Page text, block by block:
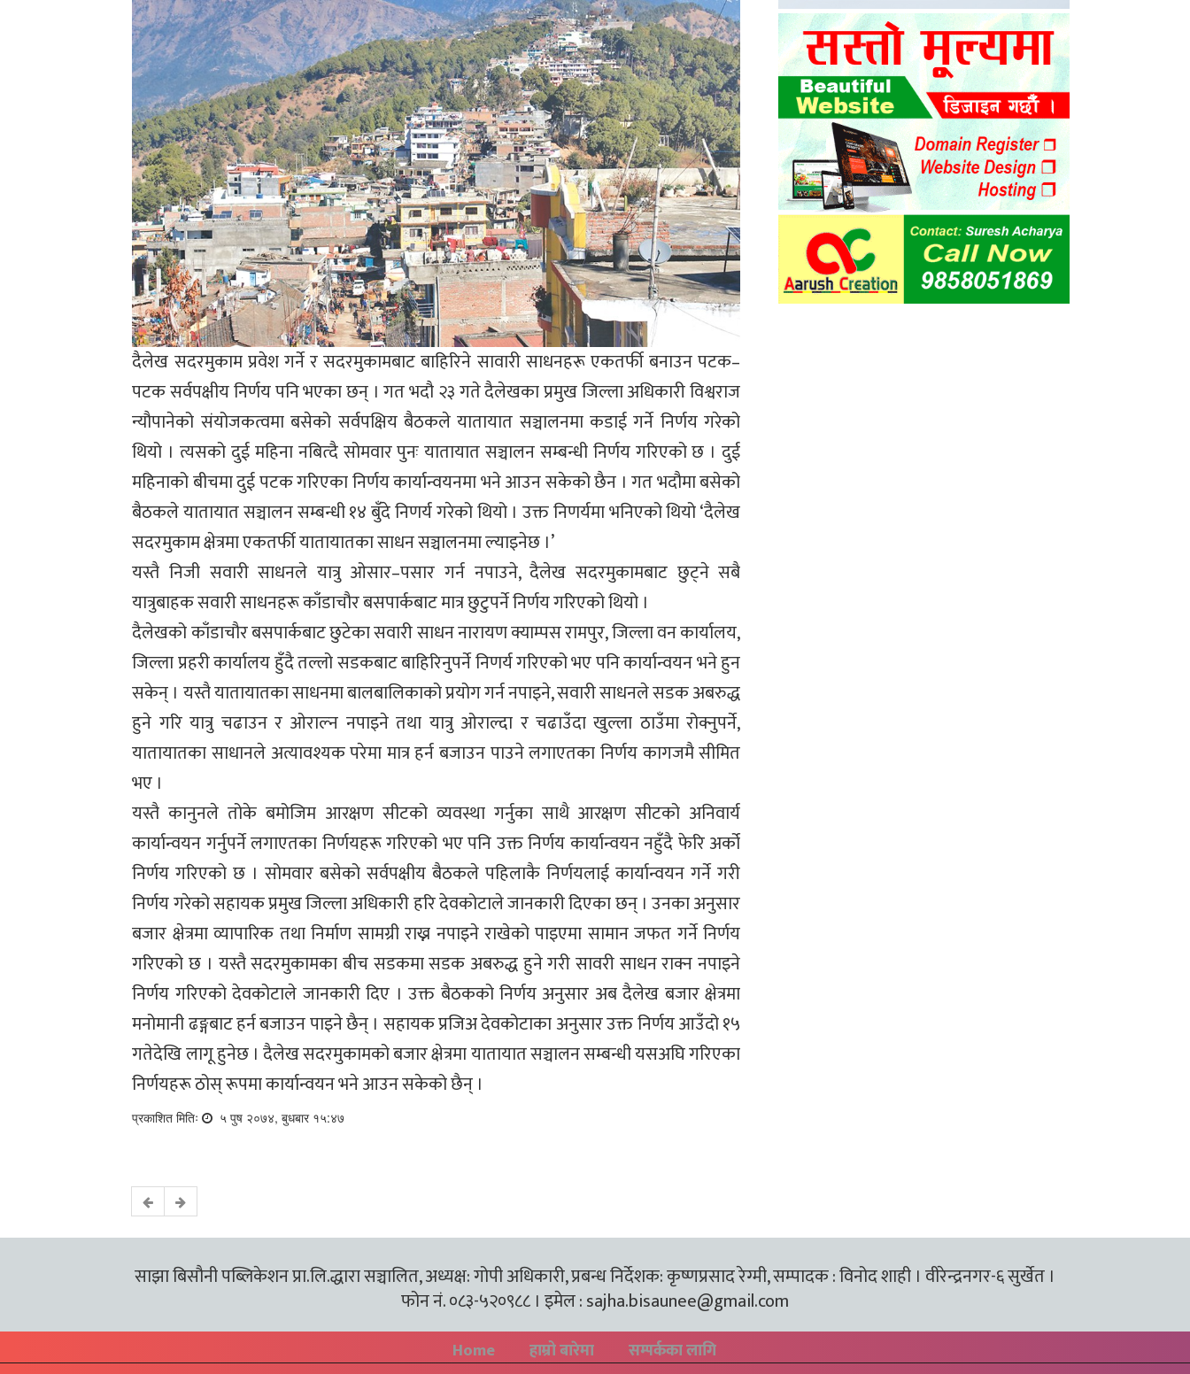
दैलेख सदरमुकाम प्रवेश गर्ने र सदरमुकामबाट बाहिरिने सावारी साधनहरू एकतर्फी बनाउन पटक–
पटक सर्वपक्षीय निर्णय पनि भएका छन् । गत भदौ २३ गते दैलेखका प्रमुख जिल्ला अधिकारी विश्वराज
न्यौपानेको संयोजकत्वमा बसेको सर्वपक्षिय बैठकले यातायात सञ्चालनमा कडाई गर्ने निर्णय गरेको
थियो । त्यसको दुई महिना नबित्दै सोमवार पुनः यातायात सञ्चालन सम्बन्धी निर्णय गरिएको छ । दुई
महिनाको बीचमा दुई पटक गरिएका निर्णय कार्यान्वयनमा भने आउन सकेको छैन । गत भदौमा बसेको
बैठकले यातायात सञ्चालन सम्बन्धी १४ बुँदे निणर्य गरेको थियो । उक्त निणर्यमा भनिएको थियो ‘दैलेख
सदरमुकाम क्षेत्रमा एकतर्फी यातायातका साधन सञ्चालनमा ल्याइनेछ ।’
यस्तै निजी सवारी साधनले यात्रु ओसार–पसार गर्न नपाउने, दैलेख सदरमुकामबाट छुट्ने सबै
यात्रुबाहक सवारी साधनहरू काँडाचौर बसपार्कबाट मात्र छुटुपर्ने निर्णय गरिएको थियो ।
दैलेखको काँडाचौर बसपार्कबाट छुटेका सवारी साधन नारायण क्याम्पस रामपुर, जिल्ला वन कार्यालय,
जिल्ला प्रहरी कार्यालय हुँदै तल्लो सडकबाट बाहिरिनुपर्ने निणर्य गरिएको भए पनि कार्यान्वयन भने हुन
सकेन् । यस्तै यातायातका साधनमा बालबालिकाको प्रयोग गर्न नपाइने, सवारी साधनले सडक अबरुद्ध
हुने गरि यात्रु चढाउन र ओराल्न नपाइने तथा यात्रु ओराल्दा र चढाउँदा खुल्ला ठाउँमा रोक्नुपर्ने,
यातायातका साधानले अत्यावश्यक परेमा मात्र हर्न बजाउन पाउने लगाएतका निर्णय कागजमै सीमित
भए ।
यस्तै कानुनले तोके बमोजिम आरक्षण सीटको व्यवस्था गर्नुका साथै आरक्षण सीटको अनिवार्य
कार्यान्वयन गर्नुपर्ने लगाएतका निर्णयहरू गरिएको भए पनि उक्त निर्णय कार्यान्वयन नहुँदै फेरि अर्को
निर्णय गरिएको छ । सोमवार बसेको सर्वपक्षीय बैठकले पहिलाकै निर्णयलाई कार्यान्वयन गर्ने गरी
निर्णय गरेको सहायक प्रमुख जिल्ला अधिकारी हरि देवकोटाले जानकारी दिएका छन् । उनका अनुसार
बजार क्षेत्रमा व्यापारिक तथा निर्माण सामग्री राख्न नपाइने राखेको पाइएमा सामान जफत गर्ने निर्णय
गरिएको छ । यस्तै सदरमुकामका बीच सडकमा सडक अबरुद्ध हुने गरी सावरी साधन राक्न नपाइने
निर्णय गरिएको देवकोटाले जानकारी दिए । उक्त बैठकको निर्णय अनुसार अब दैलेख बजार क्षेत्रमा
मनोमानी ढङ्गबाट हर्न बजाउन पाइने छैन् । सहायक प्रजिअ देवकोटाका अनुसार उक्त निर्णय आउँदो १५
गतेदेखि लागू हुनेछ । दैलेख सदरमुकामको बजार क्षेत्रमा यातायात सञ्चालन सम्बन्धी यसअघि गरिएका
निर्णयहरू ठोस् रूपमा कार्यान्वयन भने आउन सकेको छैन् ।
प्रकाशित मितिः ५ पुष २०७४, बुधबार १५:४७
साझा बिसौनी पब्लिकेशन प्रा.लि.द्धारा सञ्चालित, अध्यक्ष: गोपी अधिकारी, प्रबन्ध निर्देशक: कृष्णप्रसाद रेग्मी, सम्पादक : विनोद शाही । वीरेन्द्रनगर-६ सुर्खेत ।
फोन नं. ०८३-५२०९८८ । इमेल :sajha.bisaunee@gmail.com
Home हाम्रो बारेमा सम्पर्कका लागि